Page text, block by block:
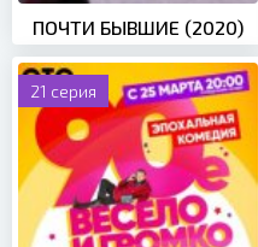
ПОЧТИ БЫВШИЕ (2020)
21 серия